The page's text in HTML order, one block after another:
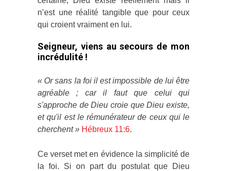
n’est une réalité tangible que pour ceux
qui croient vraiment en lui.
Seigneur, viens au secours de mon
incrédulité !
« Or sans la foi il est impossible de lui être
agréable ; car il faut que celui qui
s'approche de Dieu croie que Dieu existe,
et qu'il est le rémunérateur de ceux qui le
cherchent » Hébreux 11:6.
Ce verset met en évidence la simplicité de
la foi. Si on part du postulat que Dieu